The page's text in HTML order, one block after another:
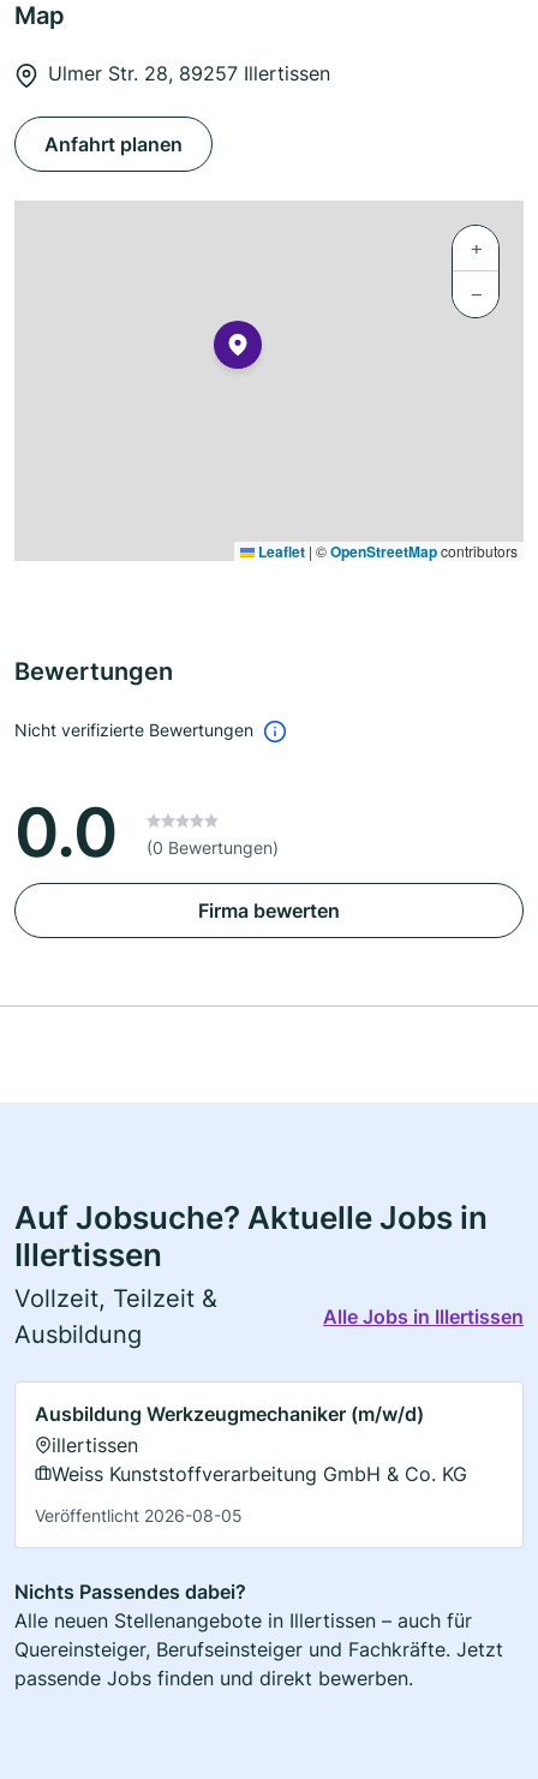
Map
Ulmer Str. 28, 89257 Illertissen
Anfahrt planen
+
−
Leaflet | ©OpenStreetMapcontributors
Bewertungen
Nicht verifizierte Bewertungen
0.0 (0 Bewertungen)
Firma bewerten
Auf Jobsuche? Aktuelle Jobs in
Illertissen
Vollzeit, Teilzeit &
Ausbildung
Alle Jobs in Illertissen
Ausbildung Werkzeugmechaniker (m/w/d)
illertissen
Weiss Kunststoffverarbeitung GmbH & Co. KG
Veröffentlicht 2026-08-05
Nichts Passendes dabei?
Alle neuen Stellenangebote in Illertissen – auch für
Quereinsteiger, Berufseinsteiger und Fachkräfte. Jetzt
passende Jobs finden und direkt bewerben.